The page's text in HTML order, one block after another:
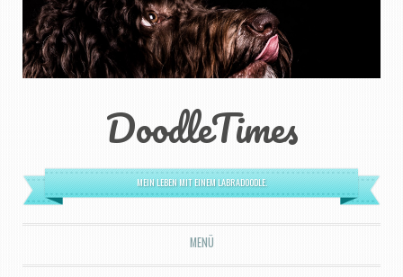
DoodleTimes
MEIN LEBEN MIT EINEM LABRADOODLE.
MENÜ
ZUM INHALT SPRINGEN